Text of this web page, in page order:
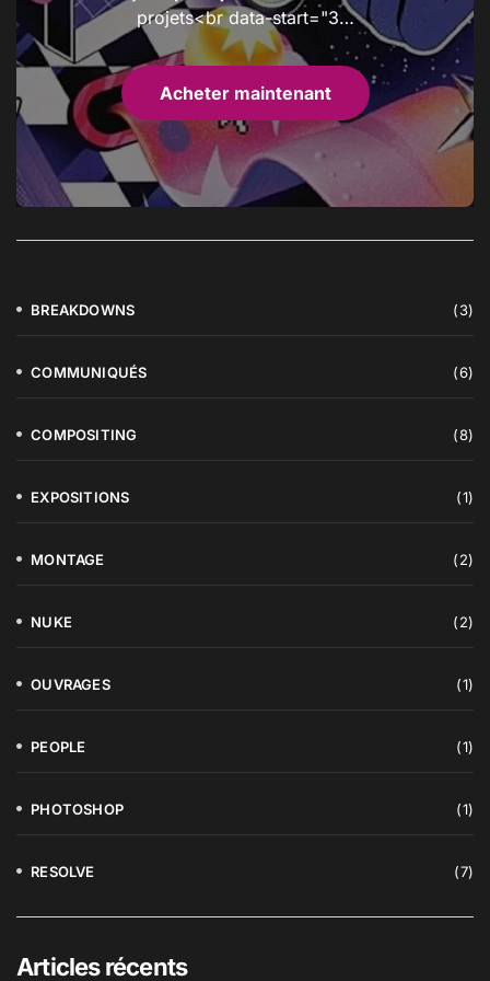
projets<br data-start="3…
Acheter maintenant
BREAKDOWNS (3)
COMMUNIQUÉS (6)
COMPOSITING (8)
EXPOSITIONS (1)
MONTAGE (2)
NUKE (2)
OUVRAGES (1)
PEOPLE (1)
PHOTOSHOP (1)
RESOLVE (7)
Articles récents